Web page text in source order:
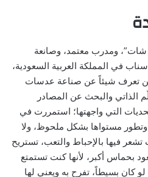
ومدرب معتمد، وصانعة
في المملكة العربية السعودية،
تكن تعرف شيئاً عن صناعة عدسات
الذاتي والبحث عن المصادر
التي واجهتها؛ استمررت في
مستواها بشكل ملحوظ، ولا
فيها بالإحباط والتعب، تستريح
بحماس أكبر، لأنها كنت تستمتع
كان بسيطاً، تفرح به ويعني لها